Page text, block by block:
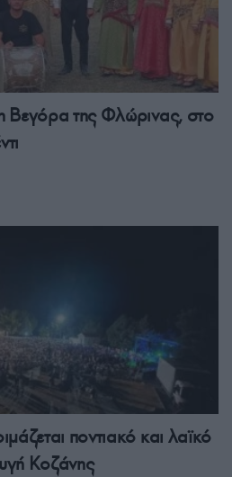
Βεγόρα της Φλώρινας, στο
ποντιακό και λαϊκό
Κοζάνης